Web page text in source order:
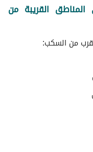
القريبة من
من السكب: